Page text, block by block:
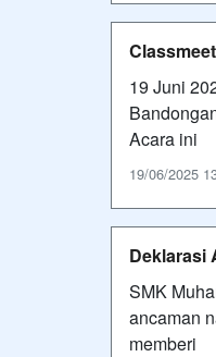
19 Juni
Acara ini
19/06/2025
Deklarasi
SMK
ancaman
memberi